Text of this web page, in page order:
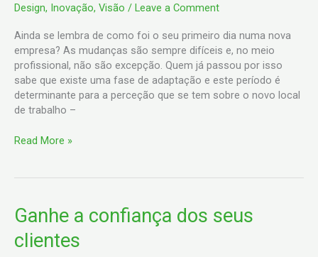
Design, Inovação, Visão / Leave a Comment
Ainda se lembra de como foi o seu primeiro dia numa nova
empresa? As mudanças são sempre difíceis e, no meio
profissional, não são excepção. Quem já passou por isso
sabe que existe uma fase de adaptação e este período é
determinante para a perceção que se tem sobre o novo local
de trabalho –
a
um
novo
funcionário
Read More »
Ganhe a confiança dos seus
clientes
Ganhe
a
confiança